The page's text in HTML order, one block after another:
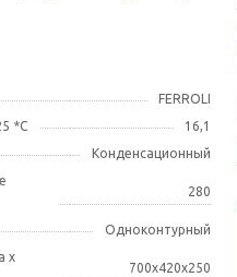
FERROLI
*С
16,1
Конденсационный
280
Одноконтурный
х
700х420х250